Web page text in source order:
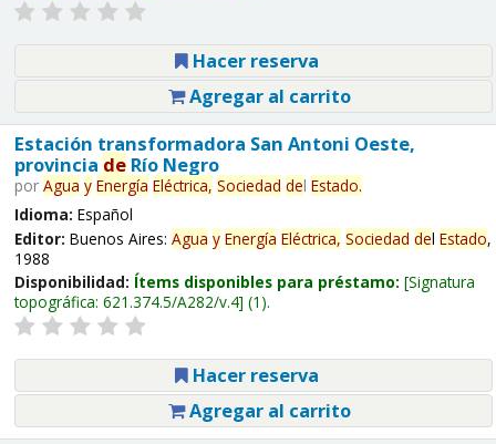
Hacer reserva
Agregar al carrito
Estación transformadora San Antoni Oeste,
provincia deRío Negro
por Agua y Energía Eléctrica, Sociedad del Estado.
Idioma: Español
Editor: Buenos Aires: Agua y Energía Eléctrica, Sociedad del Estado,
1988
Disponibilidad: Ítems disponibles para préstamo: Signatura
topográfica: 621.374.5/A282/v.4 (1).
Hacer reserva
Agregar al carrito